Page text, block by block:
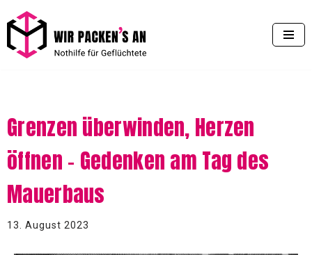
Zum
Inhalt
Grenzen überwinden, Herzen
öffnen – Gedenken am Tag des
Mauerbaus
13. August 2023